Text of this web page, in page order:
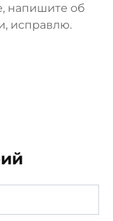
напишите об
исправлю.